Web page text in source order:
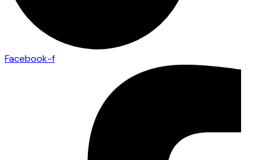
Facebook-f